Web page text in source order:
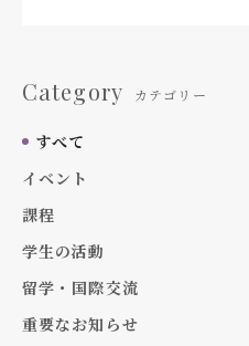
Category カテゴリー
すべて
イベント
課程
学生の活動
留学・国際交流
重要なお知らせ